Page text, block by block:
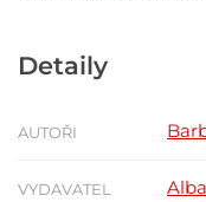
Detaily
AUTOŘI
VYDAVATEL